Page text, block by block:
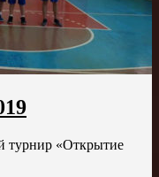
турнир «Открытие